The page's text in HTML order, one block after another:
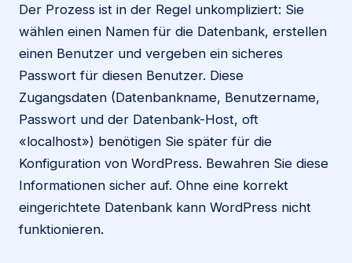
Der Prozess ist in der Regel unkompliziert: Sie
wählen einen Namen für die Datenbank, erstellen
einen Benutzer und vergeben ein sicheres
Passwort für diesen Benutzer. Diese
Zugangsdaten (Datenbankname, Benutzername,
Passwort und der Datenbank-Host, oft
«localhost») benötigen Sie später für die
Konfiguration von WordPress. Bewahren Sie diese
Informationen sicher auf. Ohne eine korrekt
eingerichtete Datenbank kann WordPress nicht
funktionieren.